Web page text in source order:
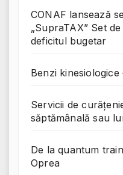
CONAF lansează
„SupraTAX” Set
deficitul bugetar
Benzi
Servicii de
săptămânală sau
De la quantum
Oprea